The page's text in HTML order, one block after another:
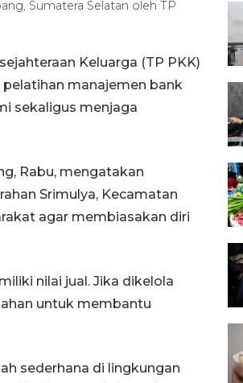
Sumatera Selatan oleh TP
Keluarga (TP PKK)
manajemen bank
sekaligus menjaga
Rabu, mengatakan
Srimulya, Kecamatan
agar membiasakan diri
nilai jual. Jika dikelola
untuk membantu
sederhana di lingkungan